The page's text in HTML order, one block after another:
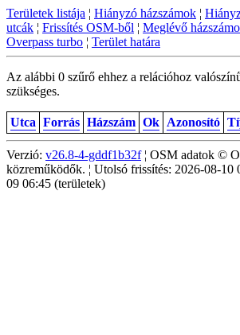
Területek listája ¦ Hiányzó házszámok ¦
utcák ¦ Frissítés OSM-ből ¦ Meglévő
Overpass turbo ¦ Terület határa
Az alábbi 0 szűrő ehhez a relációhoz
szükséges.
Utca Forrás Házszám Ok Azonosító
Verzió: v26.8-4-gddf1b32f¦ OSM adatok ©
közreműködők. ¦ Utolsó frissítés: 2026-08-10
09 06:45 (területek)